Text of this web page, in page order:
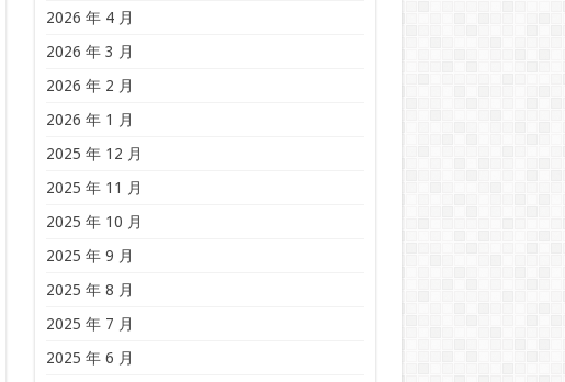
2026 年 4 月
2026 年 3 月
2026 年 2 月
2026 年 1 月
2025 年 12 月
2025 年 11 月
2025 年 10 月
2025 年 9 月
2025 年 8 月
2025 年 7 月
2025 年 6 月